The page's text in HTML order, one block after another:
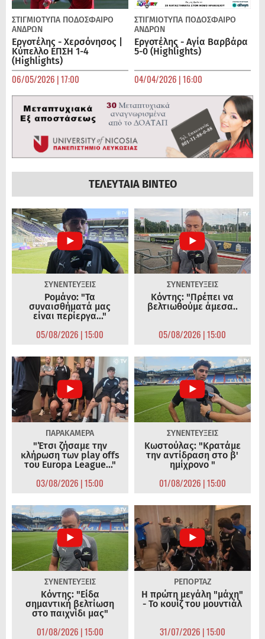
ΣΤΙΓΜΙΟΤΥΠΑ ΠΟΔΌΣΦΑΙΡΟ
ΑΝΔΡΏΝ
Εργοτέλης - Χερσόνησος |
Κύπελλο ΕΠΣΗ 1-4
(Highlights)
06/05/2026 | 17:00
ΣΤΙΓΜΙΟΤΥΠΑ ΠΟΔΌΣΦΑΙΡΟ
ΑΝΔΡΏΝ
Εργοτέλης - Αγία Βαρβάρα
5-0 (Highlights)
04/04/2026 | 16:00
ΤΕΛΕΥΤΑΙΑ ΒΙΝΤΕΟ
ΣΥΝΕΝΤΕΥΞΕΙΣ
Ρομάνο: "Τα
συναισθήματά μας
είναι περίεργα..."
05/08/2026 | 15:00
ΣΥΝΕΝΤΕΥΞΕΙΣ
Κόντης: "Πρέπει να
βελτιωθούμε άμεσα..
05/08/2026 | 15:00
ΠΑΡΑΚΑΜΕΡΑ
"Έτσι ζήσαμε την
κλήρωση των play offs
του Europa League..."
03/08/2026 | 15:00
ΣΥΝΕΝΤΕΥΞΕΙΣ
Κωστούλας: "Κρατάμε
την αντίδραση στο β'
ημίχρονο "
01/08/2026 | 15:00
ΣΥΝΕΝΤΕΥΞΕΙΣ
Κόντης: "Είδα
σημαντική βελτίωση
στο παιχνίδι μας"
01/08/2026 | 15:00
ΡΕΠΟΡΤΑΖ
Η πρώτη μεγάλη "μάχη"
- Το κουίζ του μουντιάλ
31/07/2026 | 15:00